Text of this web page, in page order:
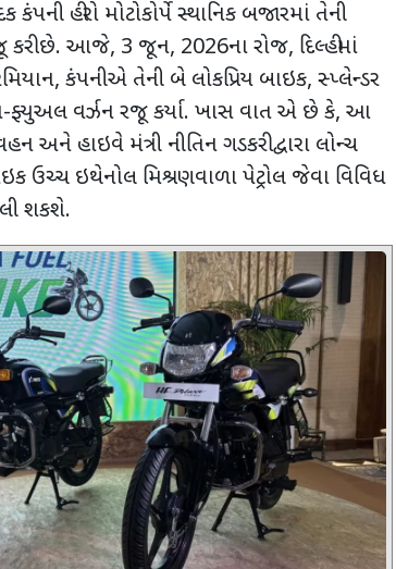
કંપની હીરો મોટોકોર્પે સ્થાનિક બજારમાં તેની
કરી છે. આજે, 3 જૂન, 2026ના રોજ, દિલ્હીમાં
, કંપનીએ તેની બે લોકપ્રિય બાઇક, સ્પ્લેન્ડર
ફ્યુઅલ વર્ઝન રજૂ કર્યા. ખાસ વાત એ છે કે, આ
અને હાઇવે મંત્રી નીતિન ગડકરી દ્વારા લોન્ચ
ઉચ્ચ ઇથેનોલ મિશ્રણવાળા પેટ્રોલ જેવા વિવિધ
શકશે.